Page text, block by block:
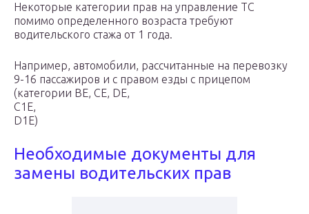
Некоторые категории прав на управление ТС
помимо определенного возраста требуют
водительского стажа от 1 года.
Например, автомобили, рассчитанные на перевозку
9-16 пассажиров и с правом езды с прицепом
(категории ВЕ, СЕ, DE,
C1E,
D1E)
Необходимые документы для
замены водительских прав